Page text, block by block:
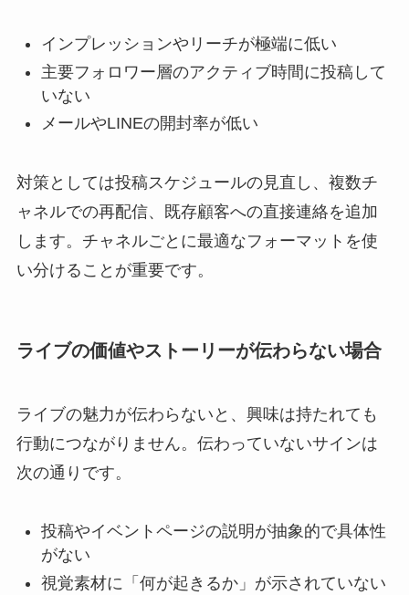
インプレッションやリーチが極端に低い
主要フォロワー層のアクティブ時間に投稿して
いない
メールやLINEの開封率が低い
対策としては投稿スケジュールの見直し、複数チ
ャネルでの再配信、既存顧客への直接連絡を追加
します。チャネルごとに最適なフォーマットを使
い分けることが重要です。
ライブの価値やストーリーが伝わらない場合
ライブの魅力が伝わらないと、興味は持たれても
行動につながりません。伝わっていないサインは
次の通りです。
投稿やイベントページの説明が抽象的で具体性
がない
視覚素材に「何が起きるか」が示されていない